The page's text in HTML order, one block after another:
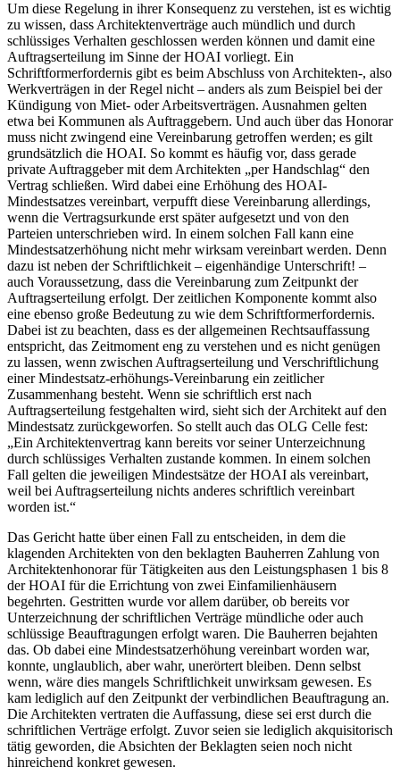
Um diese Regelung in ihrer Konsequenz zu verstehen, ist es wichtig
zu wissen, dass Architektenverträge auch mündlich und durch
schlüssiges Verhalten geschlossen werden können und damit eine
Auftragserteilung im Sinne der HOAI vorliegt. Ein
Schriftformerfordernis gibt es beim Abschluss von Architekten-, also
Werkverträgen in der Regel nicht – anders als zum Beispiel bei der
Kündigung von Miet- oder Arbeitsverträgen. Ausnahmen gelten
etwa bei Kommunen als Auftraggebern. Und auch über das Honorar
muss nicht zwingend eine Vereinbarung getroffen werden; es gilt
grundsätzlich die HOAI. So kommt es häufig vor, dass gerade
private Auftraggeber mit dem Architekten „per Handschlag“ den
Vertrag schließen. Wird dabei eine Erhöhung des HOAI-
Mindestsatzes vereinbart, verpufft diese Vereinbarung allerdings,
wenn die Vertragsurkunde erst später aufgesetzt und von den
Parteien unterschrieben wird. In einem solchen Fall kann eine
Mindestsatzerhöhung nicht mehr wirksam vereinbart werden. Denn
dazu ist neben der Schriftlichkeit – eigenhändige Unterschrift! –
auch Voraussetzung, dass die Vereinbarung zum Zeitpunkt der
Auftragserteilung erfolgt. Der zeitlichen Komponente kommt also
eine ebenso große Bedeutung zu wie dem Schriftformerfordernis.
Dabei ist zu beachten, dass es der allgemeinen Rechtsauffassung
entspricht, das Zeitmoment eng zu verstehen und es nicht genügen
zu lassen, wenn zwischen Auftragserteilung und Verschriftlichung
einer Mindestsatz-erhöhungs-Vereinbarung ein zeitlicher
Zusammenhang besteht. Wenn sie schriftlich erst nach
Auftragserteilung festgehalten wird, sieht sich der Architekt auf den
Mindestsatz zurückgeworfen. So stellt auch das OLG Celle fest:
„Ein Architektenvertrag kann bereits vor seiner Unterzeichnung
durch schlüssiges Verhalten zustande kommen. In einem solchen
Fall gelten die jeweiligen Mindestsätze der HOAI als vereinbart,
weil bei Auftragserteilung nichts anderes schriftlich vereinbart
worden ist.“
Das Gericht hatte über einen Fall zu entscheiden, in dem die
klagenden Architekten von den beklagten Bauherren Zahlung von
Architektenhonorar für Tätigkeiten aus den Leistungsphasen 1 bis 8
der HOAI für die Errichtung von zwei Einfamilienhäusern
begehrten. Gestritten wurde vor allem darüber, ob bereits vor
Unterzeichnung der schriftlichen Verträge mündliche oder auch
schlüssige Beauftragungen erfolgt waren. Die Bauherren bejahten
das. Ob dabei eine Mindestsatzerhöhung vereinbart worden war,
konnte, unglaublich, aber wahr, unerörtert bleiben. Denn selbst
wenn, wäre dies mangels Schriftlichkeit unwirksam gewesen. Es
kam lediglich auf den Zeitpunkt der verbindlichen Beauftragung an.
Die Architekten vertraten die Auffassung, diese sei erst durch die
schriftlichen Verträge erfolgt. Zuvor seien sie lediglich akquisitorisch
tätig geworden, die Absichten der Beklagten seien noch nicht
hinreichend konkret gewesen.